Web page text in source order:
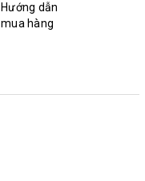
Hướng dẫn
mua hàng